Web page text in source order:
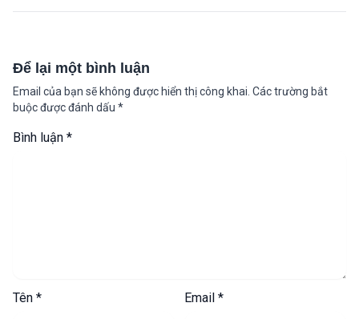
Để lại một bình luận
Email của bạn sẽ không được hiển thị công khai. Các trường bắt
buộc được đánh dấu *
Bình luận *
Tên * Email *